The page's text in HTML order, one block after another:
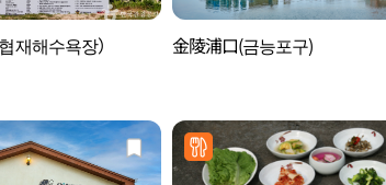
재해수욕장） 金陵浦口(금능포구)